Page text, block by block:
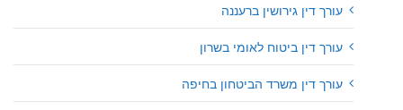
עורך דין גירושין ברעננה
עורך דין ביטוח לאומי בשרון
עורך דין משרד הביטחון בחיפה